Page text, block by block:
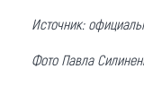
Источник:
Фото Павла